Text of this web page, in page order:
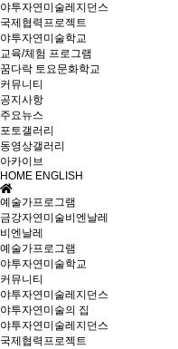
야투자연미술레지던스
국제협력프로젝트
야투자연미술학교
교육/체험 프로그램
꿈다락 토요문화학교
커뮤니티
공지사항
주요뉴스
포토갤러리
동영상갤러리
아카이브
HOME ENGLISH
예술가프로그램
금강자연미술비엔날레
비엔날레
예술가프로그램
야투자연미술학교
커뮤니티
야투자연미술레지던스
야투자연미술의 집
야투자연미술레지던스
국제협력프로젝트